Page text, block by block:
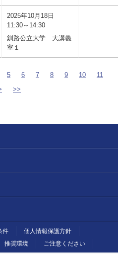
2025年10月18日
11:30～14:30
釧路公立大学 大講義
室１
5 6 7 8 9 10
11
>>
件
個人情報保護方針
推奨環境 ご注意ください